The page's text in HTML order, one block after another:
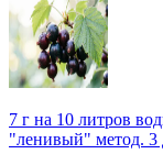
7 г на 10 литров
"ленивый" метод. 3